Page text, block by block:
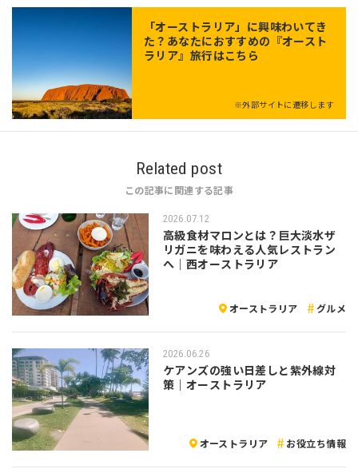
「オーストラリア」に興味わいてき
た？あなたにおすすめの『オースト
ラリア』旅行はこちら
※外部サイトに遷移します
Related post
この記事に関連する記事
2026.07.12
高級食材マロンとは？巨大淡水ザ
リガニを味わえる人気レストラン
へ｜西オーストラリア
オーストラリア グルメ
2026.06.26
ケアンズの強い日差しと紫外線対
策｜オーストラリア
オーストラリア お役立ち情報